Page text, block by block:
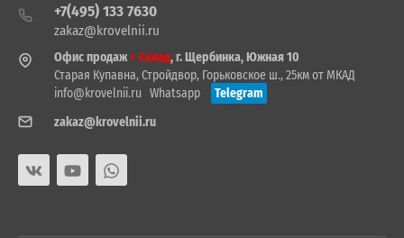
+7(495) 133 7630
zakaz@krovelnii.ru
Офис продаж+ Склад, г. Щербинка, Южная 10
Старая Купавна, Стройдвор, Горьковское ш., 25км от МКАД
info@krovelnii.ru Whatsapp
Telegram
zakaz@krovelnii.ru